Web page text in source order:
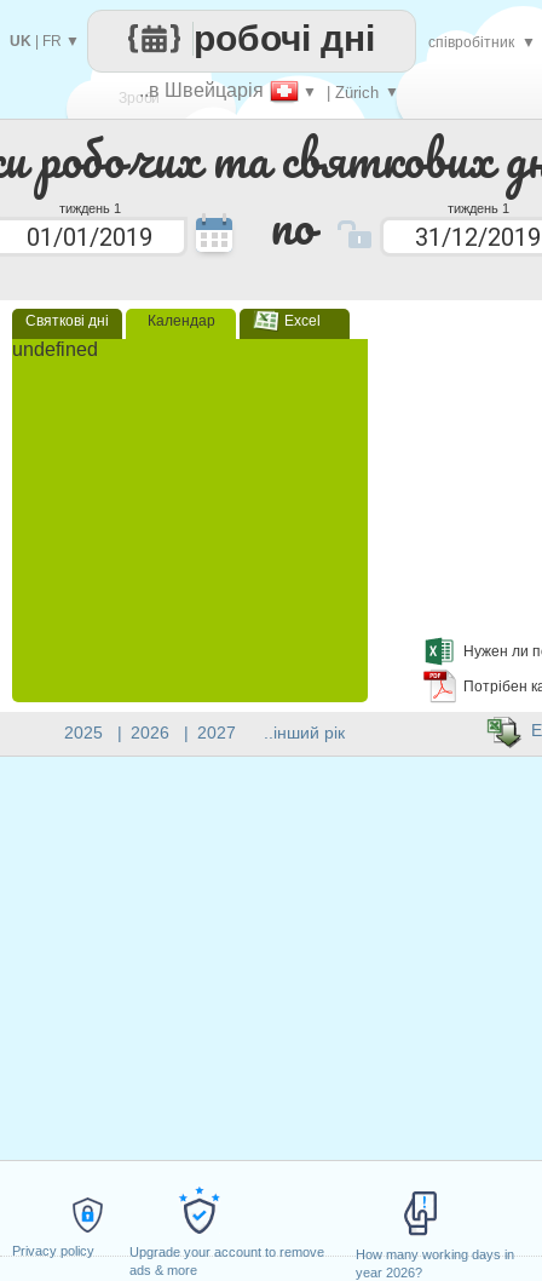
Privacy policy
Upgrade your account to remove
ads & more
How many working days in
year 2026?
робочих та святкових
тиждень 1 по тиждень 1
Святкові дні Календар Excel
undefined
Нужен ли
Потрібен
Зроби
кожен
..в Швейцарія ▼ | Zürich ▼
робочі дні
UK FR ▼ співробітник ▼
2025 | 2026 | 2027 ..інший рік